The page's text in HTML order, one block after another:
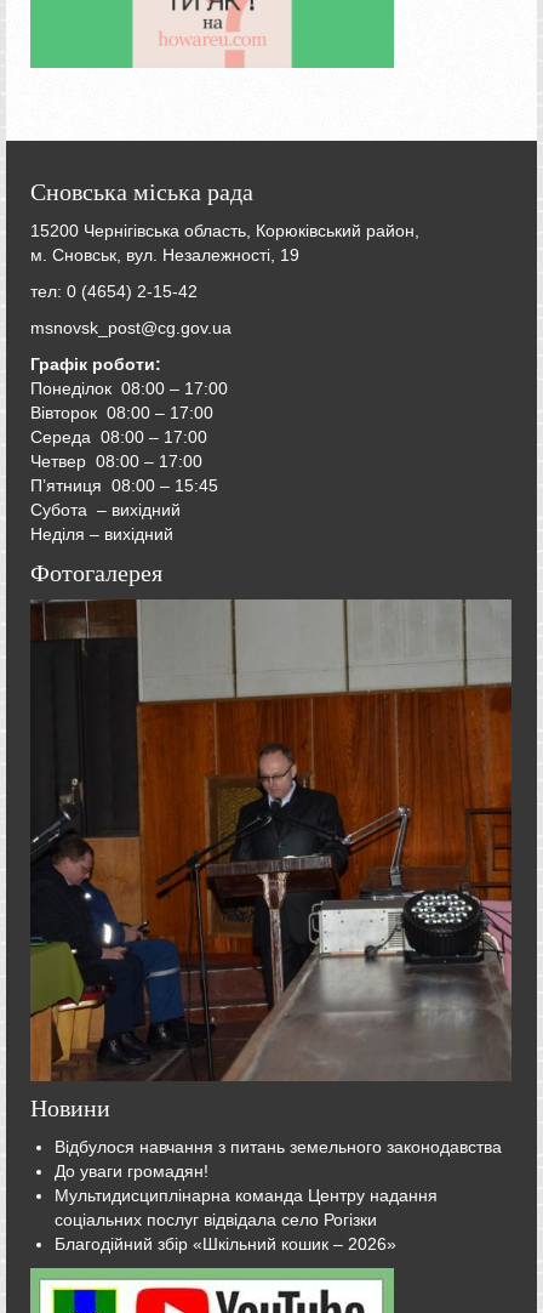
Сновська міська рада
15200 Чернігівська область, Корюківський район,
м. Сновськ, вул. Незалежності, 19
тел: 0 (4654) 2-15-42
msnovsk_post@cg.gov.ua
Графік роботи:
Понеділок 08:00 – 17:00
Вівторок 08:00 – 17:00
Середа 08:00 – 17:00
Четвер 08:00 – 17:00
П’ятниця 08:00 – 15:45
Субота – вихідний
Неділя – вихідний
Фотогалерея
Новини
Відбулося навчання з питань земельного законодавства
До уваги громадян!
Мультидисциплінарна команда Центру надання
соціальних послуг відвідала село Рогізки
Благодійний збір «Шкільний кошик – 2026»